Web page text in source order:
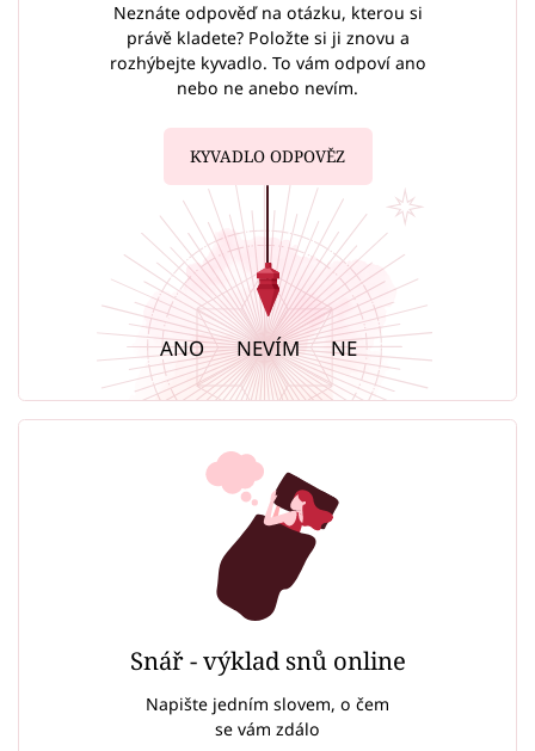
Neznáte odpověď na otázku, kterou si
právě kladete? Položte si ji znovu a
rozhýbejte kyvadlo. To vám odpoví ano
nebo ne anebo nevím.
KYVADLO ODPOVĚZ
ANO NEVÍM NE
Snář - výklad snů online
Napište jedním slovem, o čem
se vám zdálo